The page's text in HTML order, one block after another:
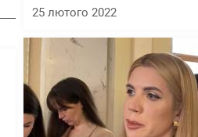
25 лютого 2022